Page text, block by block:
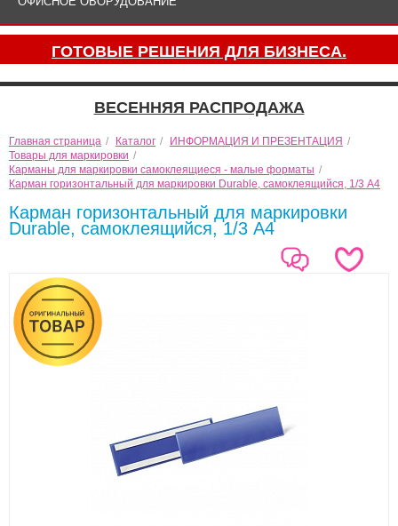
ГОТОВЫЕ РЕШЕНИЯ ДЛЯ БИЗНЕСА.
ВЕСЕННЯЯ РАСПРОДАЖА
Главная страница / Каталог / ИНФОРМАЦИЯ И ПРЕЗЕНТАЦИЯ /
Товары для маркировки /
Карманы для маркировки самоклеящиеся - малые форматы /
Карман горизонтальный для маркировки Durable, самоклеящийся, 1/3 А4
Карман горизонтальный для маркировки
Durable, самоклеящийся, 1/3 А4